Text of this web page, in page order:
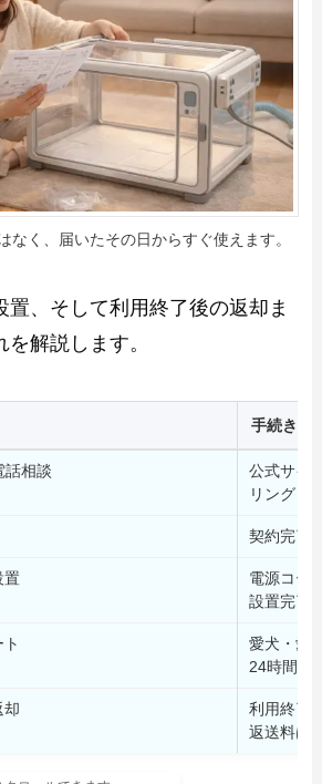
なく、届いたその日からすぐ使えます。
置、そして利用終了後の返却ま
解説します。
手続き・
話相談
公式サイ
リングし
契約完了
置
電源コー
設置完了
愛犬・愛
24時間電
却
利用終了
返送料は